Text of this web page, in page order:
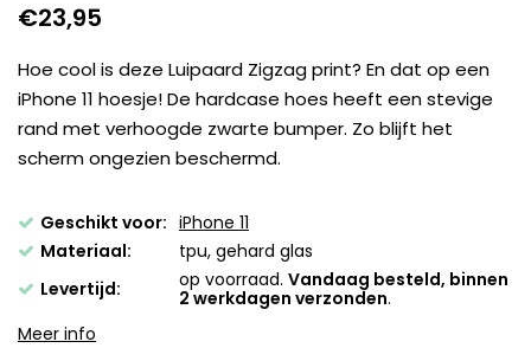
€23,95
Hoe cool is deze Luipaard Zigzag print? En dat op een
iPhone 11 hoesje! De hardcase hoes heeft een stevige
rand met verhoogde zwarte bumper. Zo blijft het
scherm ongezien beschermd.
Geschikt voor: iPhone 11
Materiaal:
tpu, gehard glas
Levertijd:
op voorraad. Vandaag besteld, binnen
2 werkdagen verzonden.
Meer info